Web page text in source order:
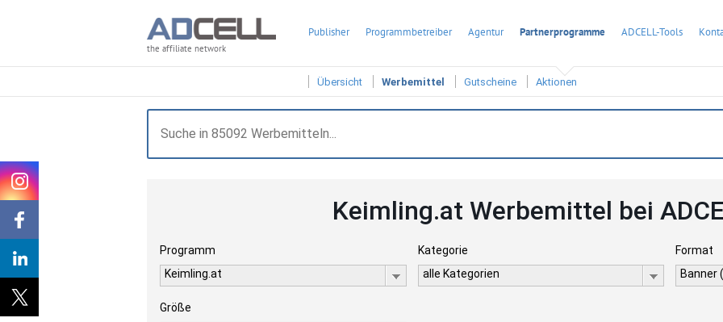
the affiliate network
Publisher Programmbetreiber Agentur Partnerprogramme ADCELL-Tools
Übersicht Werbemittel Gutscheine Aktionen
Keimling.at Werbemittel bei
Programm
Keimling.at
Kategorie
alle Kategorien
Format
Banner
Größe